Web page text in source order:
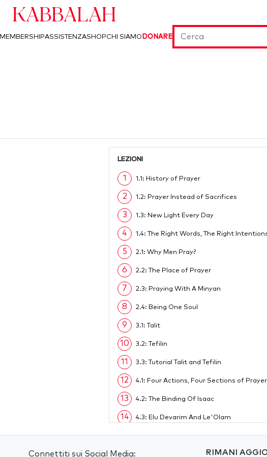
Kabbalah
MEMBERSHIPASSISTENZASHOPCHI SIAMO DONARE
LEZIONI
1 1.1: History of Prayer
2 1.2: Prayer Instead of Sacrifices
3 1.3: New Light Every Day
4 1.4: The Right Words, The Right
5 2.1: Why Men Pray?
6 2.2: The Place of Prayer
7 2.3: Praying With A Minyan
8 2.4: Being One Soul
9 3.1: Talit
10 3.2: Tefilin
11 3.3: Tutorial Talit and Tefilin
12 4.1: Four Actions, Four Sections of Prayer
13 4.2: The Binding Of Isaac
14 4.3: Elu Devarim And Le'Olam
15 4.4: The Sacrifices (Korbanot)
16 4.5: The Incense (Ketoret)
Connettiti sui Social Media: RIMANI